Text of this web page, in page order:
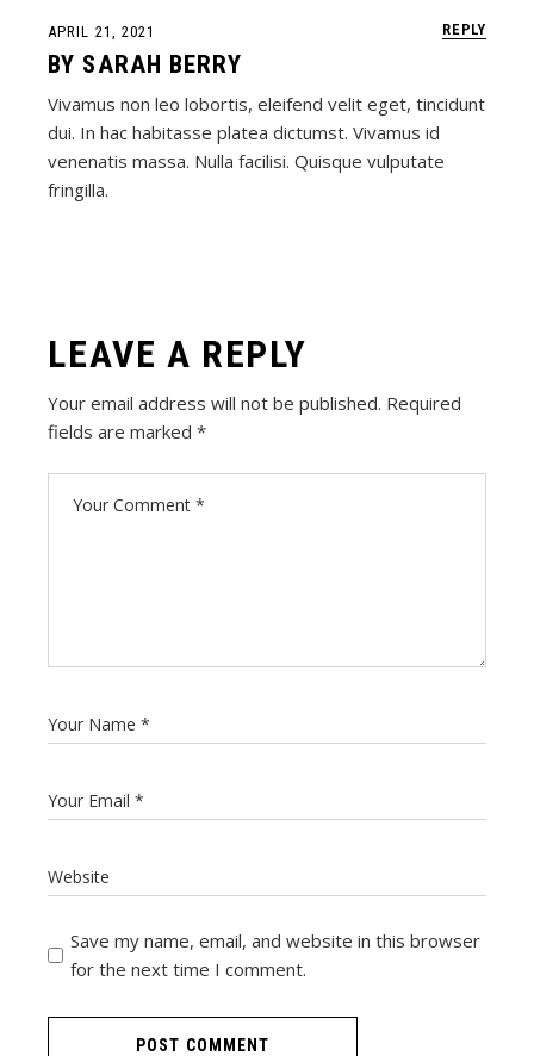
REPLY
APRIL 21, 2021
BY SARAH BERRY
Vivamus non leo lobortis, eleifend velit eget, tincidunt
dui. In hac habitasse platea dictumst. Vivamus id
venenatis massa. Nulla facilisi. Quisque vulputate
fringilla.
LEAVE A REPLY
Your email address will not be published. Required
fields are marked*
Save my name, email, and website in this browser
for the next time I comment.
POST COMMENT